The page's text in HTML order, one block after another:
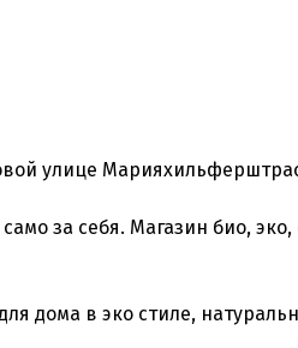
улице
за себя. Магазин био,
дома в эко стиле,